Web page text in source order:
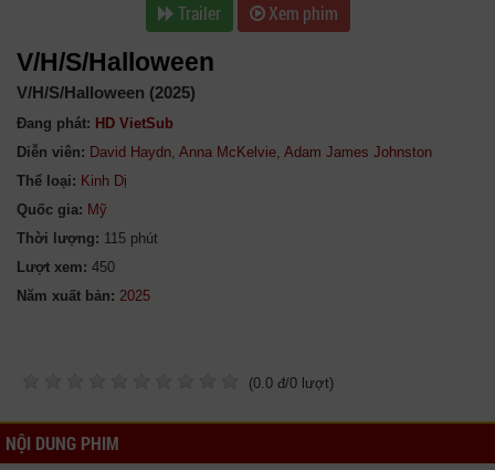
Trailer Xem phim
V/H/S/Halloween
V/H/S/Halloween (2025)
Đang phát: HD VietSub
Diễn viên: David Haydn, Anna McKelvie, Adam James Johnston
Thể loại: Kinh Dị
Quốc gia: Mỹ
Thời lượng: 115 phút
Lượt xem: 450
Năm xuất bản:
(0.0 đ/0 lượt)
NỘI DUNG PHIM